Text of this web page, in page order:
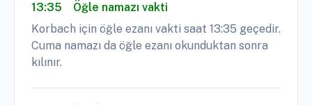
13:35
Öğle namazı vakti
Korbach için öğle ezanı vakti saat 13:35 geçedir.
Cuma namazı da öğle ezanı okunduktan sonra
kılınır.